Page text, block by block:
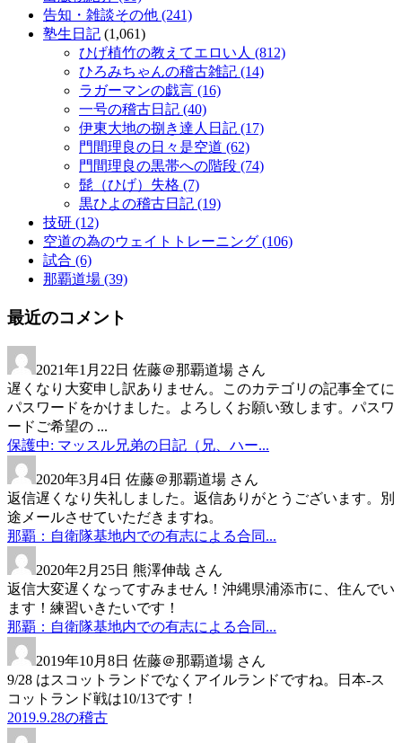
告知・雑談その他 (241)
塾生日記 (1,061)
ひげ植竹の教えてエロい人 (812)
ひろみちゃんの稽古雑記 (14)
ラガーマンの戯言 (16)
一号の稽古日記 (40)
伊東大地の捌き達人日記 (17)
門間理良の日々是空道 (62)
門間理良の黒帯への階段 (74)
髭（ひげ）失格 (7)
黒ひよの稽古日記 (19)
技研 (12)
空道の為のウェイトトレーニング (106)
試合 (6)
那覇道場 (39)
最近のコメント
2021年1月22日 佐藤＠那覇道場 さん
遅くなり大変申し訳ありません。このカテゴリの記事全てに
パスワードをかけました。よろしくお願い致します。パスワ
ードご希望の ...
保護中: マッスル兄弟の日記（兄、ハー...
2020年3月4日 佐藤＠那覇道場 さん
返信遅くなり失礼しました。返信ありがとうございます。別
途メールさせていただきますね。
那覇：自衛隊基地内での有志による合同...
2020年2月25日 熊澤伸哉 さん
返信大変遅くなってすみません！沖縄県浦添市に、住んでい
ます！練習いきたいです！
那覇：自衛隊基地内での有志による合同...
2019年10月8日 佐藤＠那覇道場 さん
9/28 はスコットランドでなくアイルランドですね。日本-ス
コットランド戦は10/13です！
2019.9.28の稽古